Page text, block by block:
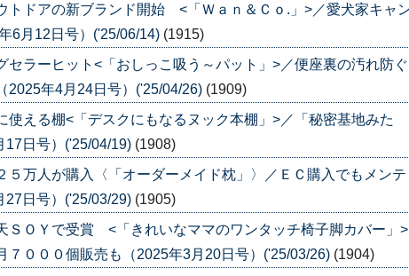
トドアの新ブランド開始 <「Ｗａｎ＆Ｃｏ.」>／愛犬家キャ
6月12日号）('25/06/14) (1915)
セラーヒット<「おしっこ吸う～パット」>／便座裏の汚れ防ぐ
2025年4月24日号）('25/04/26) (1909)
使える棚<「デスクにもなるヌック本棚」>／「秘密基地みた
17日号）('25/04/19) (1908)
５万人が購入〈「オーダーメイド枕」〉／ＥＣ購入でもメンテ
27日号）('25/03/29) (1905)
ＳＯＹで受賞 <「きれいなママのワンタッチ椅子脚カバー」>
７０００個販売も（2025年3月20日号）('25/03/26) (1904)